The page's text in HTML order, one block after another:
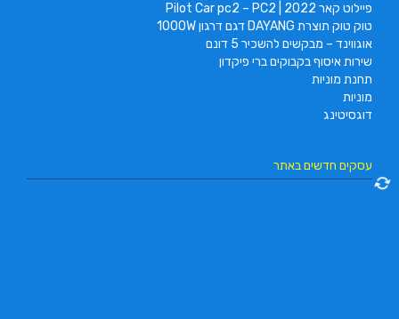
פיילוט קאר 2022 | Pilot Car pc2 – PC2
טוק טוק תוצרת DAYANG דגם דרגון 1000W
אוגווינד – מבקשים להשכיר 5 דונם
שירות איסוף בקבוקים ברי פיקדון
תחנת מוניות
מוניות
דוגסיטינג
עסקים חדשים באתר